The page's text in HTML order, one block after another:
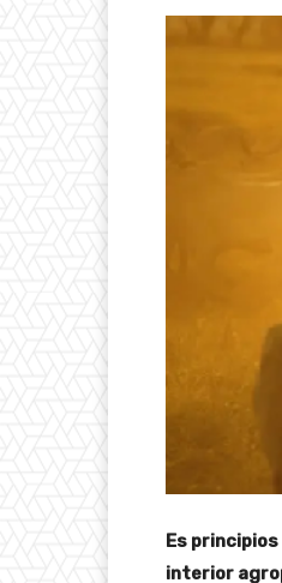
Es
interior